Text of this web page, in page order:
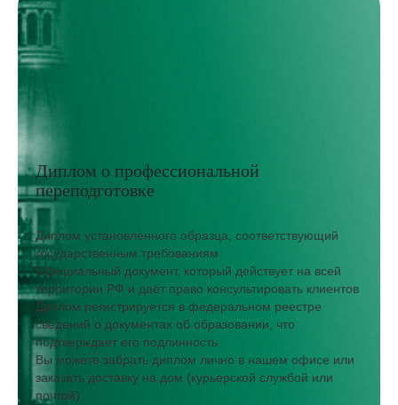
Диплом о профессиональной
переподготовке
Диплом установленного образца, соответствующий
государственным требованиям
Официальный документ, который действует на всей
территории РФ и даёт право консультировать клиентов
Диплом регистрируется в федеральном реестре
сведений о документах об образовании, что
подтверждает его подлинность
Вы можете забрать диплом лично в нашем офисе или
заказать доставку на дом (курьерской службой или
почтой)